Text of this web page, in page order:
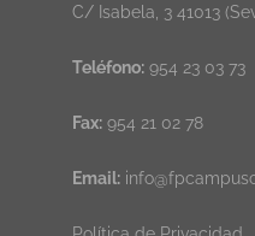
C/ Isabela, 3 41013
Teléfono:954 23 03 73
Fax:954 21 02 78
Email: